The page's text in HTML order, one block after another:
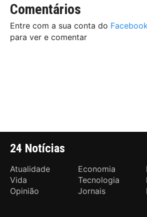
Comentários
Entre com a sua conta do Facebook
para ver e comentar
24 Notícias
Atualidade Economia
Vida
Tecnologia
Opinião
Jornais